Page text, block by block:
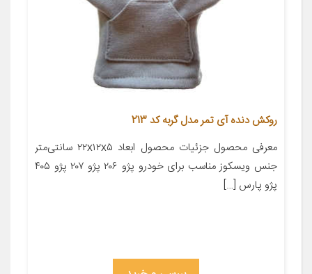
روکش دنده آی تمر مدل گربه کد 213
معرفی محصول جزئیات محصول ابعاد ۲۲x۱۲x۵ سانتی‌متر
جنس ویسکوز مناسب برای خودرو پژو ۲۰۶ پژو ۲۰۷ پژو ۴۰۵
پژو پارس […]